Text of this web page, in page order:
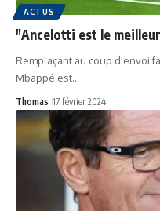
ACTUS
"Ancelotti est le
Remplaçant au coup d'envoi
Mbappé est…
Thomas 17 février 2024